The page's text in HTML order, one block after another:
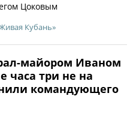
Цоковым
Кубань»
майором Иваном
часа три не на
командующего